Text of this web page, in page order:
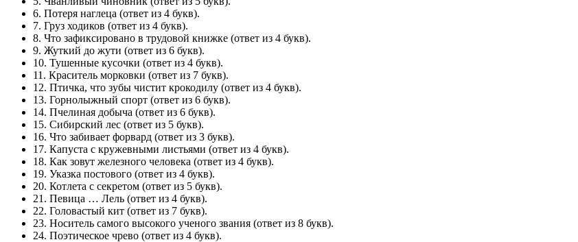
6. Потеря наглеца (ответ из 4 букв).
7. Груз ходиков (ответ из 4 букв).
8. Что зафиксировано в трудовой книжке (ответ из 4 букв).
9. Жуткий до жути (ответ из 6 букв).
10. Тушенные кусочки (ответ из 4 букв).
11. Краситель морковки (ответ из 7 букв).
12. Птичка, что зубы чистит крокодилу (ответ из 4 букв).
13. Горнолыжный спорт (ответ из 6 букв).
14. Пчелиная добыча (ответ из 6 букв).
15. Сибирский лес (ответ из 5 букв).
16. Что забивает форвард (ответ из 3 букв).
17. Капуста с кружевными листьями (ответ из 4 букв).
18. Как зовут железного человека (ответ из 4 букв).
19. Указка постового (ответ из 4 букв).
20. Котлета с секретом (ответ из 5 букв).
21. Певица … Лель (ответ из 4 букв).
22. Головастый кит (ответ из 7 букв).
23. Носитель самого высокого ученого звания (ответ из 8 букв).
24. Поэтическое чрево (ответ из 4 букв).